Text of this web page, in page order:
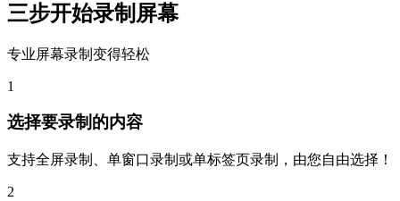
三步开始录制屏幕
专业屏幕录制变得轻松
1
选择要录制的内容
支持全屏录制、单窗口录制或单标签页录制，由您自由选择！
2